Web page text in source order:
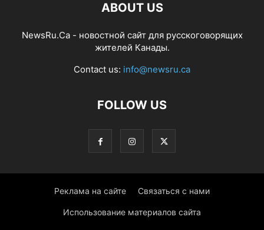
ABOUT US
NewsRu.Ca - новостной сайт для русскоговорящих
жителей Канады.
Contact us: info@newsru.ca
FOLLOW US
Реклама на сайте Связаться с нами
Использование материалов сайта